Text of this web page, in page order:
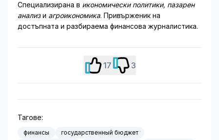
Специализирана в икономически политики, пазарен
анализи агроикономика. Привърженик на
достъпната и разбираема финансова журналистика.
17 3
Тагове:
финансы
государственный бюджет